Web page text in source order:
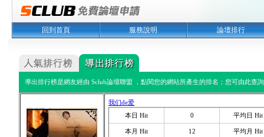
回到首頁 服務說明 論壇排行
導出排行榜是網友經由 Sclub論壇聯盟 ，點閱您的網站所產生的排名；您可由此查
我们de爱
本日 Hit
0 平均日 Hit
本月 Hit 12 平均月 Hit